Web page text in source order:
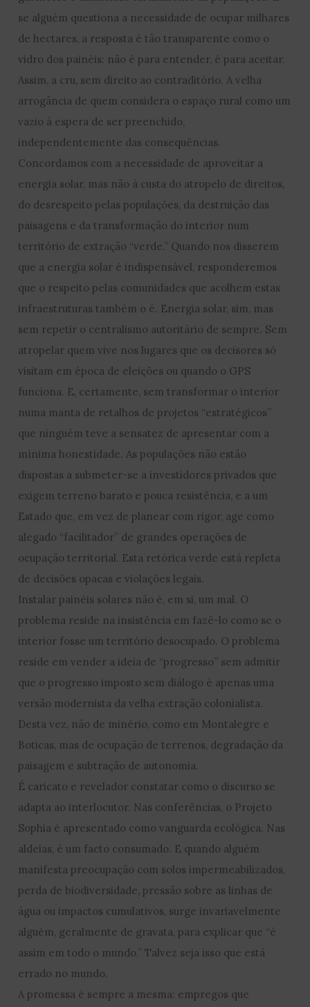
se alguém questiona a necessidade de ocupar milhares
de hectares, a resposta é tão transparente como o
vidro dos painéis: não é para entender, é para aceitar.
Assim, a cru, sem direito ao contraditório. A velha
arrogância de quem considera o espaço rural como um
vazio à espera de ser preenchido,
independentemente das consequências.
Concordamos com a necessidade de aproveitar a
energia solar, mas não à custa do atropelo de direitos,
do desrespeito pelas populações, da destruição das
paisagens e da transformação do interior num
território de extração “verde.” Quando nos disserem
que a energia solar é indispensável, responderemos
que o respeito pelas comunidades que acolhem estas
infraestruturas também o é. Energia solar, sim, mas
sem repetir o centralismo autoritário de sempre. Sem
atropelar quem vive nos lugares que os decisores só
visitam em época de eleições ou quando o GPS
funciona. E, certamente, sem transformar o interior
numa manta de retalhos de projetos “estratégicos”
que ninguém teve a sensatez de apresentar com a
mínima honestidade. As populações não estão
dispostas a submeter-se a investidores privados que
exigem terreno barato e pouca resistência, e a um
Estado que, em vez de planear com rigor, age como
alegado “facilitador” de grandes operações de
ocupação territorial. Esta retórica verde está repleta
de decisões opacas e violações legais.
Instalar painéis solares não é, em si, um mal. O
problema reside na insistência em fazê-lo como se o
interior fosse um território desocupado. O problema
reside em vender a ideia de “progresso” sem admitir
que o progresso imposto sem diálogo é apenas uma
versão modernista da velha extração colonialista.
Desta vez, não de minério, como em Montalegre e
Boticas, mas de ocupação de terrenos, degradação da
paisagem e subtração de autonomia.
É caricato e revelador constatar como o discurso se
adapta ao interlocutor. Nas conferências, o Projeto
Sophia é apresentado como vanguarda ecológica. Nas
aldeias, é um facto consumado. E quando alguém
manifesta preocupação com solos impermeabilizados,
perda de biodiversidade, pressão sobre as linhas de
água ou impactos cumulativos, surge invariavelmente
alguém, geralmente de gravata, para explicar que “é
assim em todo o mundo.” Talvez seja isso que está
errado no mundo.
A promessa é sempre a mesma: empregos que